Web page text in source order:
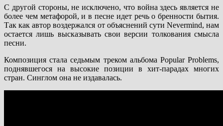
С другой стороны, не исключено, что война здесь является не
более чем метафорой, и в песне идет речь о бренности бытия.
Так как автор воздержался от объяснений сути Nevermind, нам
остается лишь высказывать свои версии толкования смысла
песни.
Композиция стала седьмым треком альбома Popular Problems,
поднявшегося на высокие позиции в хит-парадах многих
стран. Синглом она не издавалась.